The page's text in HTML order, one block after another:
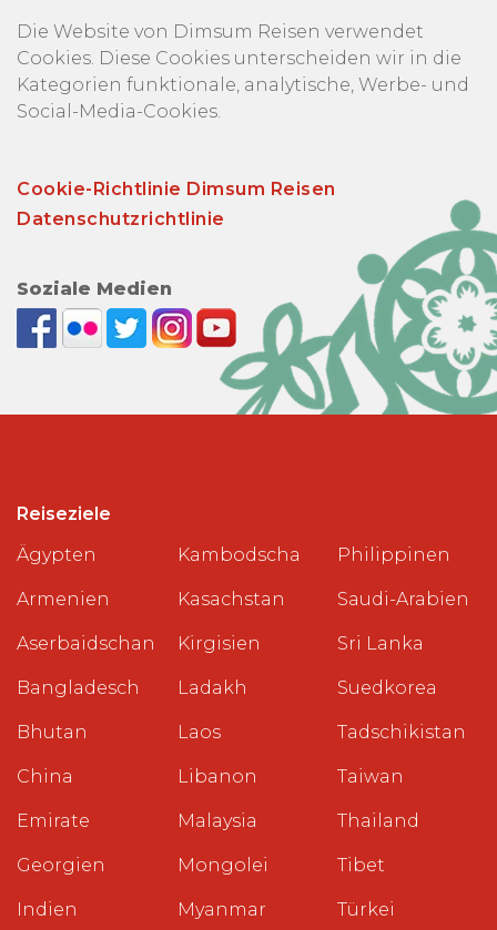
Die Website von Dimsum Reisen verwendet
Cookies. Diese Cookies unterscheiden wir in die
Kategorien funktionale, analytische, Werbe- und
Social-Media-Cookies.
Cookie-Richtlinie Dimsum Reisen
Datenschutzrichtlinie
Soziale Medien
Reiseziele
Ägypten
Armenien
Aserbaidschan
Bangladesch
Bhutan
China
Emirate
Georgien
Indien
Kambodscha
Kasachstan
Kirgisien
Ladakh
Laos
Libanon
Malaysia
Mongolei
Myanmar
Philippinen
Saudi-Arabien
Sri Lanka
Suedkorea
Tadschikistan
Taiwan
Thailand
Tibet
Türkei